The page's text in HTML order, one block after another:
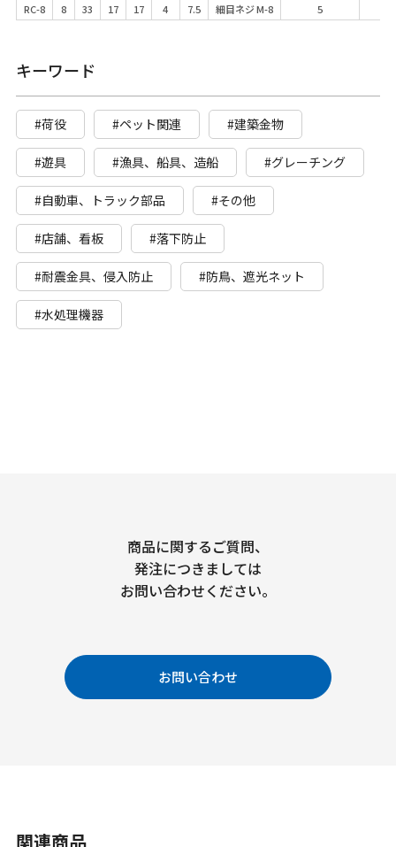
RC-8
8 33 17 17 4 7.5 細目ネジ M-8 5
キーワード
#荷役 #ペット関連 #建築金物
#遊具 #漁具、船具、造船 #グレーチング
#自動車、トラック部品 #その他
#店舗、看板 #落下防止
#耐震金具、侵入防止 #防鳥、遮光ネット
#水処理機器
商品に関するご質問、
発注につきましては
お問い合わせください。
お問い合わせ
関連商品